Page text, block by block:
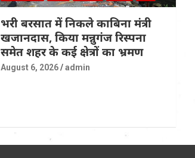
भरी बरसात में निकले काबिना मंत्री
खजानदास, किया मन्नुगंज रिस्पना
समेत शहर के कई क्षेत्रों का भ्रमण
August 6, 2026 admin